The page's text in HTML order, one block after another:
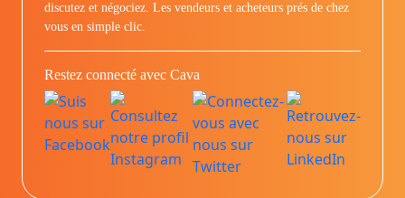
discutez et négociez. Les vendeurs et acheteurs prés de chez
vous en simple clic.
Restez connecté avec Cava